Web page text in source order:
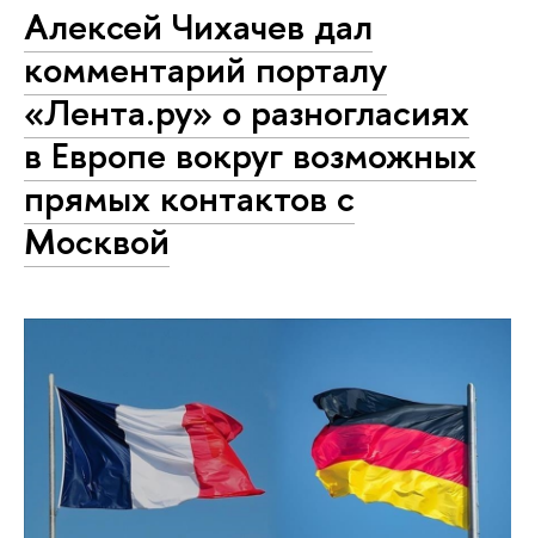
Алексей Чихачев дал
комментарий порталу
«Лента.ру» о разногласиях
в Европе вокруг возможных
прямых контактов с
Москвой